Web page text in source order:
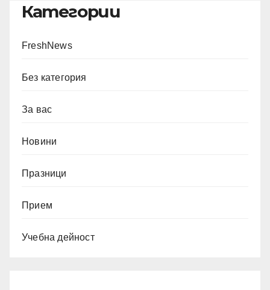
Категории
FreshNews
Без категория
За вас
Новини
Празници
Прием
Учебна дейност